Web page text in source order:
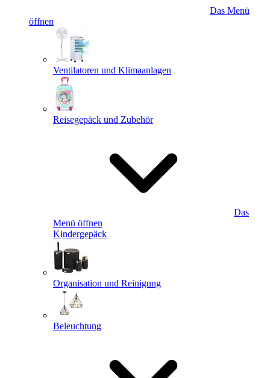
Das Menü
öffnen
Ventilatoren und Klimaanlagen
Reisegepäck und Zubehör
Das
Menü öffnen
Kindergepäck
Organisation und Reinigung
Beleuchtung